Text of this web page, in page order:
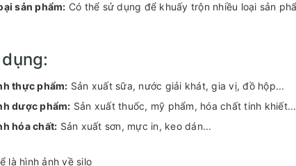
sản phẩm: Có thể sử dụng để khuấy trộn nhiều loại sản
thực phẩm: Sản xuất sữa, nước giải khát, gia vị, đồ hộp...
dược phẩm: Sản xuất thuốc, mỹ phẩm, hóa chất tinh khiết...
hóa chất: Sản xuất sơn, mực in, keo dán...